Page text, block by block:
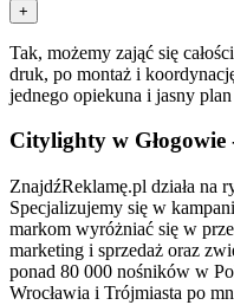
+
Tak, możemy zająć się
druk, po montaż i
jednego opiekuna i jasny
Citylighty w Głogowie
ZnajdźReklamę.pl działa na
Specjalizujemy się w
markom wyróżniać się w
marketing i sprzedaż oraz
ponad 80 000 nośników w
Wrocławia i Trójmiasta po